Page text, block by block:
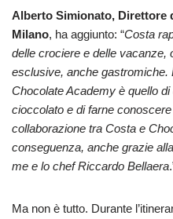
Alberto Simionato, Direttore
Milano, ha aggiunto: “Costa
delle crociere e delle vacanze,
esclusive, anche gastromiche.
Chocolate Academy è quello
cioccolato e di farne
collaborazione tra Costa e
conseguenza, anche grazie
me e lo chef Riccardo Bellaera
Ma non è tutto. Durante